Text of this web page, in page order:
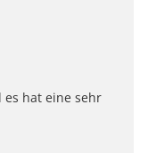
es hat eine sehr